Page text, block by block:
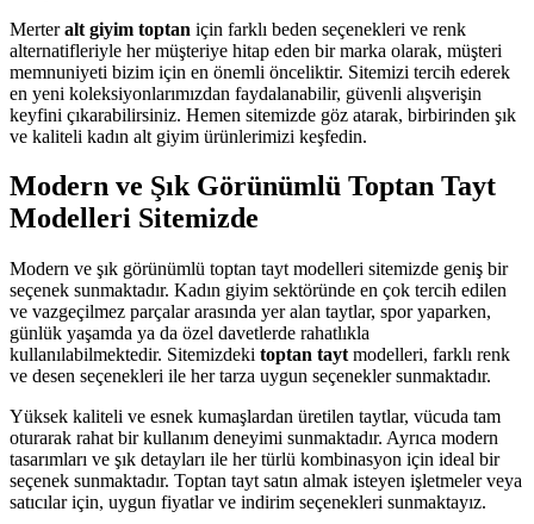
Merteralt giyim toptan için farklı beden seçenekleri ve renk
alternatifleriyle her müşteriye hitap eden bir marka olarak, müşteri
memnuniyeti bizim için en önemli önceliktir. Sitemizi tercih ederek
en yeni koleksiyonlarımızdan faydalanabilir, güvenli alışverişin
keyfini çıkarabilirsiniz. Hemen sitemizde göz atarak, birbirinden şık
ve kaliteli kadın alt giyim ürünlerimizi keşfedin.
Modern ve Şık Görünümlü Toptan Tayt
Modelleri Sitemizde
Modern ve şık görünümlü toptan tayt modelleri sitemizde geniş bir
seçenek sunmaktadır. Kadın giyim sektöründe en çok tercih edilen
ve vazgeçilmez parçalar arasında yer alan taytlar, spor yaparken,
günlük yaşamda ya da özel davetlerde rahatlıkla
kullanılabilmektedir. Sitemizdeki toptan tayt modelleri, farklı renk
ve desen seçenekleri ile her tarza uygun seçenekler sunmaktadır.
Yüksek kaliteli ve esnek kumaşlardan üretilen taytlar, vücuda tam
oturarak rahat bir kullanım deneyimi sunmaktadır. Ayrıca modern
tasarımları ve şık detayları ile her türlü kombinasyon için ideal bir
seçenek sunmaktadır. Toptan tayt satın almak isteyen işletmeler veya
satıcılar için, uygun fiyatlar ve indirim seçenekleri sunmaktayız.